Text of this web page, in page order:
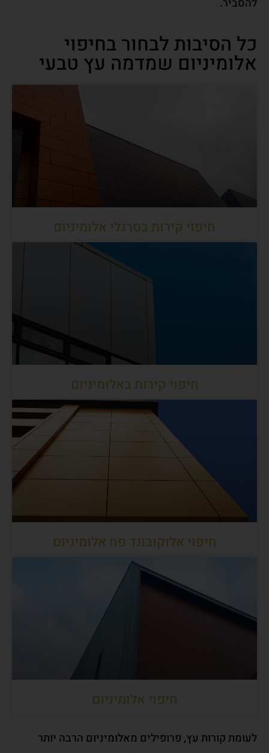
להסביר.
כל הסיבות לבחור בחיפוי
אלומיניום שמדמה עץ טבעי
חיפוי קירות בסרגלי אלומיניום
חיפוי קירות באלומיניום
חיפוי אלוקובונד פח אלומיניום
חיפוי אלומיניום
לעומת קורות עץ, פרופילים מאלומיניום הרבה יותר